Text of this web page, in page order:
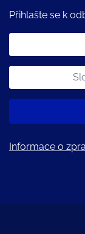
Přihlašte se k
Informace o